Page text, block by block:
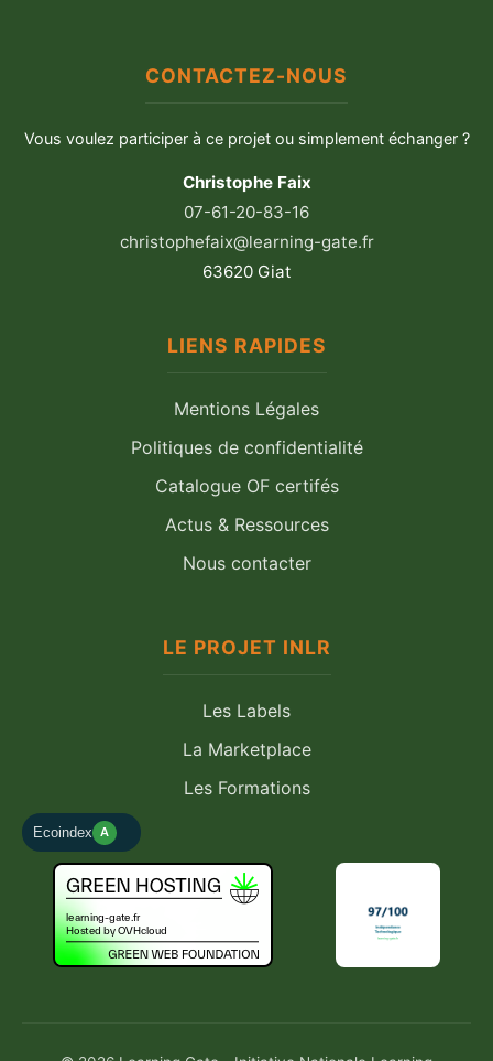
CONTACTEZ-NOUS
Vous voulez participer à ce projet ou simplement échanger ?
Christophe Faix
07-61-20-83-16
christophefaix@learning-gate.fr
63620 Giat
LIENS RAPIDES
Mentions Légales
Politiques de confidentialité
Catalogue OF certifés
Actus & Ressources
Nous contacter
LE PROJET INLR
Les Labels
La Marketplace
Les Formations
Ecoindex A